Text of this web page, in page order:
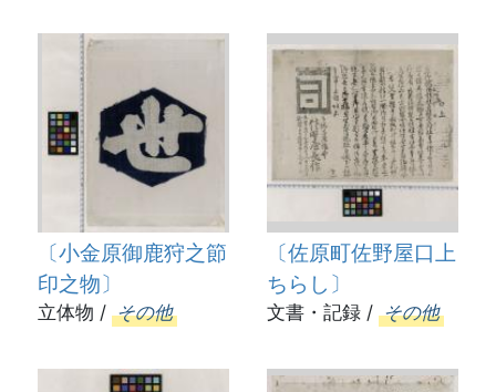
〔小金原御鹿狩之節
印之物〕
立体物 / その他
〔佐原町佐野屋口上
ちらし〕
文書・記録 / その他